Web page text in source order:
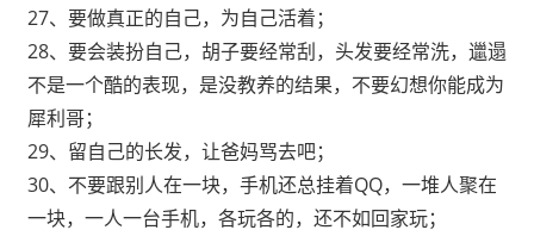
27、要做真正的自己，为自己活着；
28、要会装扮自己，胡子要经常刮，头发要经常洗，邋遢
不是一个酷的表现，是没教养的结果，不要幻想你能成为
犀利哥；
29、留自己的长发，让爸妈骂去吧；
30、不要跟别人在一块，手机还总挂着QQ，一堆人聚在
一块，一人一台手机，各玩各的，还不如回家玩；